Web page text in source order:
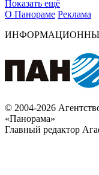
Показать ещё
О Панораме Реклама
© 2004-2026
«Панорама»
Главный редактор